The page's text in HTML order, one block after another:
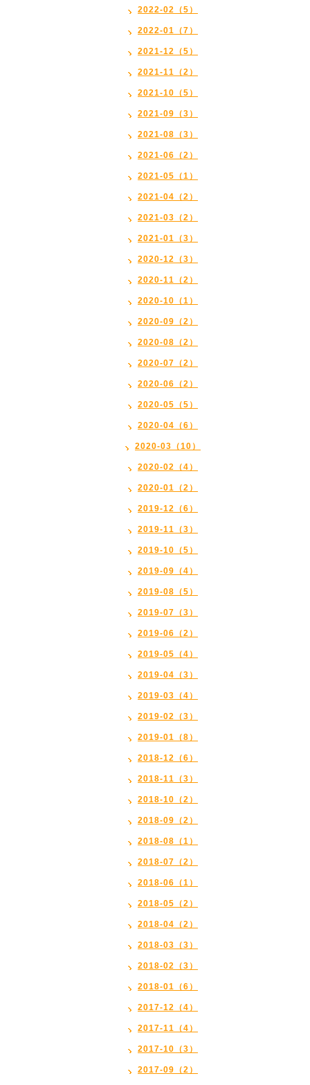
2022-02（5）
2022-01（7）
2021-12（5）
2021-11（2）
2021-10（5）
2021-09（3）
2021-08（3）
2021-06（2）
2021-05（1）
2021-04（2）
2021-03（2）
2021-01（3）
2020-12（3）
2020-11（2）
2020-10（1）
2020-09（2）
2020-08（2）
2020-07（2）
2020-06（2）
2020-05（5）
2020-04（6）
2020-03（10）
2020-02（4）
2020-01（2）
2019-12（6）
2019-11（3）
2019-10（5）
2019-09（4）
2019-08（5）
2019-07（3）
2019-06（2）
2019-05（4）
2019-04（3）
2019-03（4）
2019-02（3）
2019-01（8）
2018-12（6）
2018-11（3）
2018-10（2）
2018-09（2）
2018-08（1）
2018-07（2）
2018-06（1）
2018-05（2）
2018-04（2）
2018-03（3）
2018-02（3）
2018-01（6）
2017-12（4）
2017-11（4）
2017-10（3）
2017-09（2）